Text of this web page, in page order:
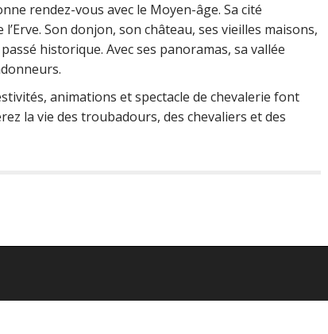
rendez-vous avec le Moyen-âge. Sa cité
Son donjon, son château, ses vieilles maisons,
historique. Avec ses panoramas, sa vallée
animations et spectacle de chevalerie font
la vie des troubadours, des chevaliers et des